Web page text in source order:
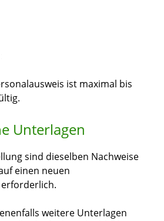
ist maximal bis
Unterlagen
sind dieselben Nachweise
einen neuen
weitere Unterlagen